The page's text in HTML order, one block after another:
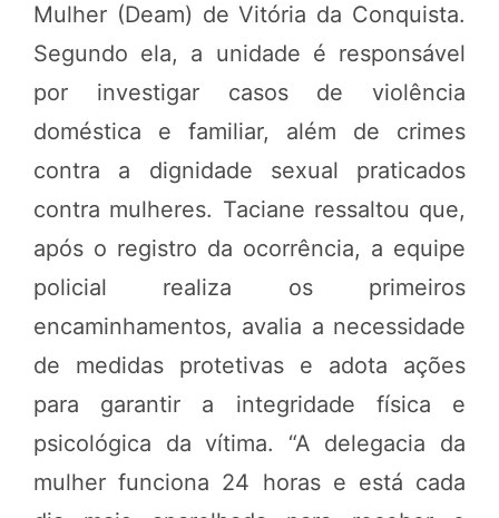
Mulher (Deam) de Vitória da Conquista.
Segundo ela, a unidade é responsável
por investigar casos de violência
doméstica e familiar, além de crimes
contra a dignidade sexual praticados
contra mulheres. Taciane ressaltou que,
após o registro da ocorrência, a equipe
policial realiza os primeiros
encaminhamentos, avalia a necessidade
de medidas protetivas e adota ações
para garantir a integridade física e
psicológica da vítima. “A delegacia da
mulher funciona 24 horas e está cada